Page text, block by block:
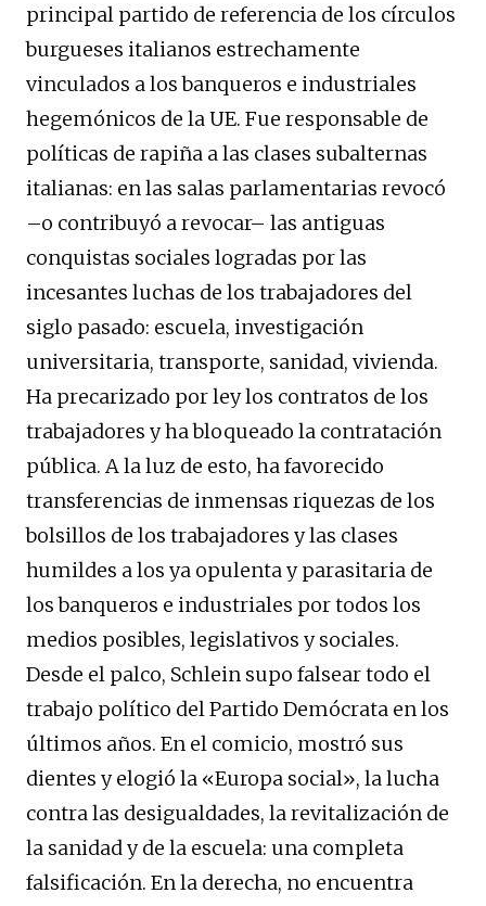
principal partido de referencia de los círculos
burgueses italianos estrechamente
vinculados a los banqueros e industriales
hegemónicos de la UE. Fue responsable de
políticas de rapiña a las clases subalternas
italianas: en las salas parlamentarias revocó
–o contribuyó a revocar– las antiguas
conquistas sociales logradas por las
incesantes luchas de los trabajadores del
siglo pasado: escuela, investigación
universitaria, transporte, sanidad, vivienda.
Ha precarizado por ley los contratos de los
trabajadores y ha bloqueado la contratación
pública. A la luz de esto, ha favorecido
transferencias de inmensas riquezas de los
bolsillos de los trabajadores y las clases
humildes a los ya opulenta y parasitaria de
los banqueros e industriales por todos los
medios posibles, legislativos y sociales.
Desde el palco, Schlein supo falsear todo el
trabajo político del Partido Demócrata en los
últimos años. En el comicio, mostró sus
dientes y elogió la «Europa social», la lucha
contra las desigualdades, la revitalización de
la sanidad y de la escuela: una completa
falsificación. En la derecha, no encuentra